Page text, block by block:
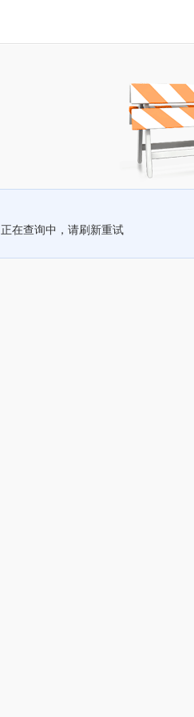
正在查询中，请刷新重试